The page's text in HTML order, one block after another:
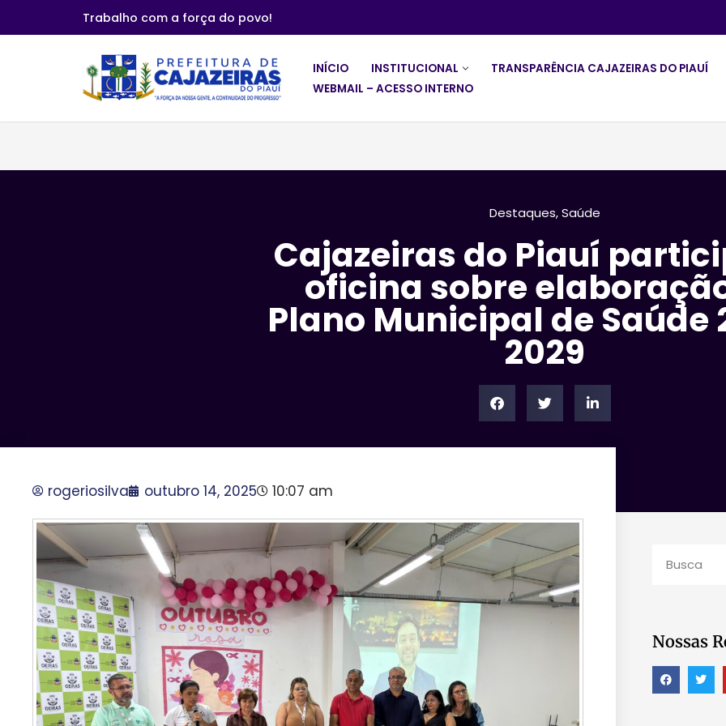
Trabalho com a força do povo!
INÍCIO INSTITUCIONAL
TRANSPARÊNCIA CAJAZEIRAS DO PIAUÍ
WEBMAIL – ACESSO INTERNO
Destaques,Saúde
Cajazeiras do Piauí
oficina sobre
Plano Municipal de Saúde
2029
rogeriosilva outubro 14, 2025 10:07 am
Nossas